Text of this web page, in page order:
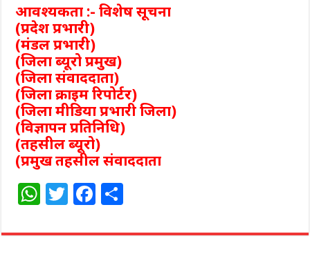
आवश्यकता :- विशेष सूचना
(प्रदेश प्रभारी)
(मंडल प्रभारी)
(जिला ब्यूरो प्रमुख)
(जिला संवाददाता)
(जिला क्राइम रिपोर्टर)
(जिला मीडिया प्रभारी जिला)
(विज्ञापन प्रतिनिधि)
(तहसील ब्यूरो)
(प्रमुख तहसील संवाददाता
W
at
T
itt
F
c ar